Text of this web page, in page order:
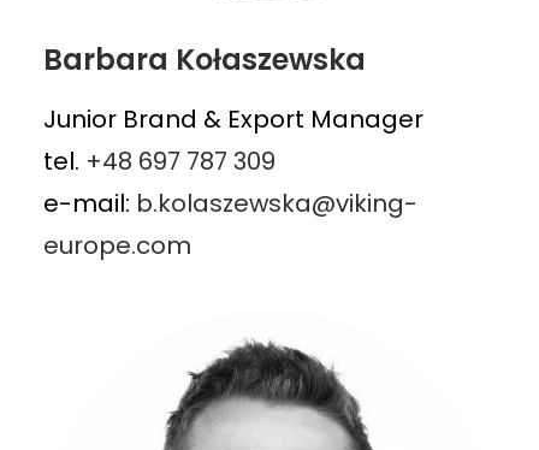
Barbara Kołaszewska
Junior Brand & Export Manager
tel. +48 697 787 309
e-mail: b.kolaszewska@viking-
europe.com